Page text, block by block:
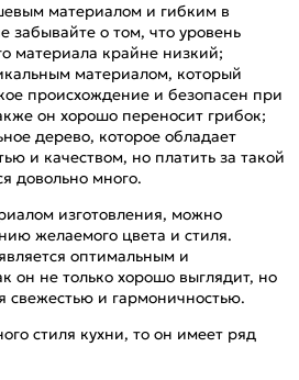
материалом и гибким в
забывайте о том, что уровень
материала крайне низкий;
материалом, который
происхождение и безопасен при
он хорошо переносит грибок;
дерево, которое обладает
и качеством, но платить за такой
довольно много.
изготовления, можно
желаемого цвета и стиля.
оптимальным и
он не только хорошо выглядит, но
свежестью и гармоничностью.
стиля кухни, то он имеет ряд